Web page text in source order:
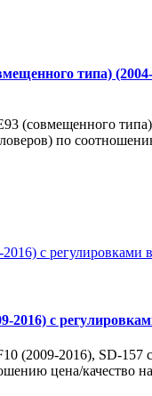
типа)
(совмещенного
по
с
2016), SD-157
цена/